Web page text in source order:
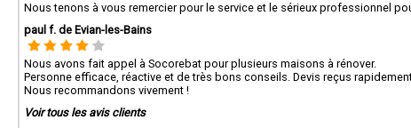
Nous tenons à vous remercier pour le service et le sérieux professionnel
paul f. de Evian-les-Bains
Nous avons fait appel à Socorebat pour plusieurs maisons à rénover.
Personne efficace, réactive et de très bons conseils. Devis reçus
Nous recommandons vivement !
Voir tous les avis clients